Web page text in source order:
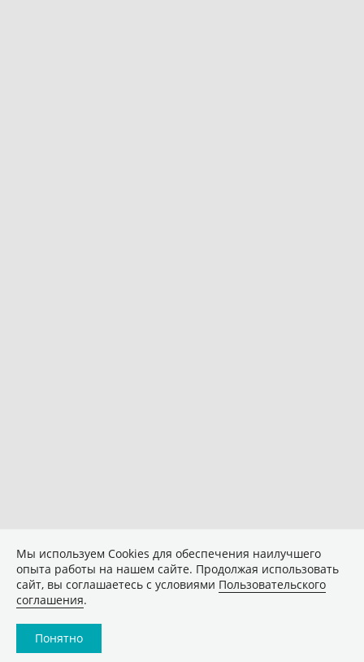
Мы используем Сookies для обеспечения наилучшего
опыта работы на нашем сайте. Продолжая использовать
сайт, вы соглашаетесь с условиями Пользовательского
соглашения.
Понятно